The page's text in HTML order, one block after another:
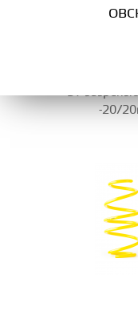
ST
-20/